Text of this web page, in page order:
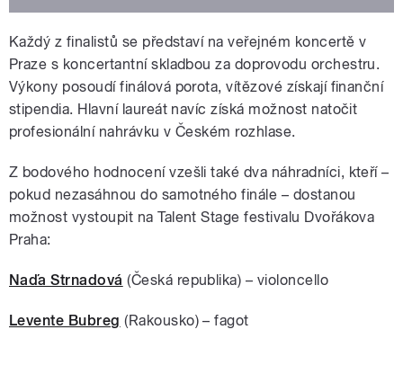
Každý z finalistů se představí na veřejném koncertě v
Praze s koncertantní skladbou za doprovodu orchestru.
Výkony posoudí finálová porota, vítězové získají finanční
stipendia. Hlavní laureát navíc získá možnost natočit
profesionální nahrávku v Českém rozhlase.
Z bodového hodnocení vzešli také dva náhradníci, kteří –
pokud nezasáhnou do samotného finále – dostanou
možnost vystoupit na Talent Stage festivalu Dvořákova
Praha:
Naďa Strnadová (Česká republika) – violoncello
Levente Bubreg (Rakousko) – fagot